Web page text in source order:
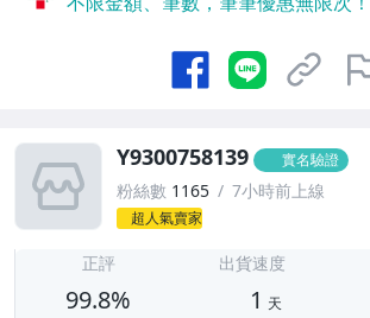
Y9300758139 實名驗證
粉絲數 1165 7小時前上線
超人氣賣家
正評
99.8%
出貨速度
1 天